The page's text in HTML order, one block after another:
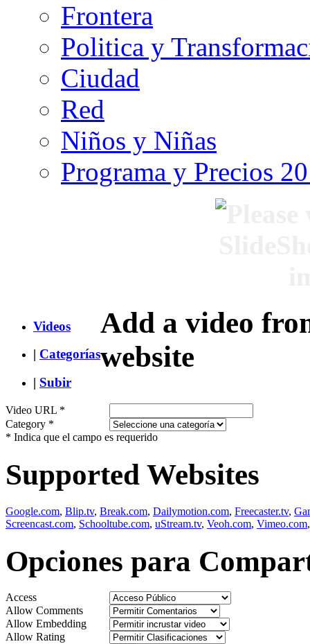
Frontera
Politica y
Ciudad
Red
Niños y Niñas
Programa y Precios
Videos
| Categorías
| Subir
Add a video
website
Video URL *
Category *
* Indica que el campo es requerido
Supported Websites
Google.com, Blip.tv, Break.com, Dailymotion.com, Freecaster.tv,
Screencast.com, Schooltube.com, uStream.tv, Veoh.com, Vimeo.com
Opciones para
Access
Allow Comments
Allow Embedding
Allow Rating